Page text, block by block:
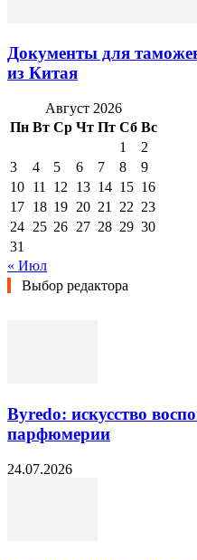
Документы для
из Китая
Август 2026
Пн Вт Ср Чт Пт Сб Вс
1
2
3
4 5 6 7 8
9
10 11 12 13 14 15 16
17 18 19 20 21 22 23
24 25 26 27 28 29 30
31
« Июл
Выбор редактора
Byredo: искусство
парфюмерии
24.07.2026